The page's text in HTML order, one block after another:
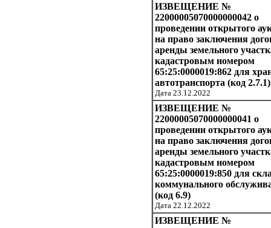
ИЗВЕЩЕНИЕ №
22000005070000000042 о
проведении открытого
на право заключения
аренды земельного
кадастровым номером
65:25:0000019:862 для
автотранспорта (код
Дата 23.12.2022
ИЗВЕЩЕНИЕ №
22000005070000000041 о
проведении открытого
на право заключения
аренды земельного
кадастровым номером
65:25:0000019:850 для
коммунального
(код 6.9)
Дата 22.12.2022
ИЗВЕЩЕНИЕ №